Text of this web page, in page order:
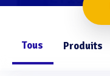
Tous Produits